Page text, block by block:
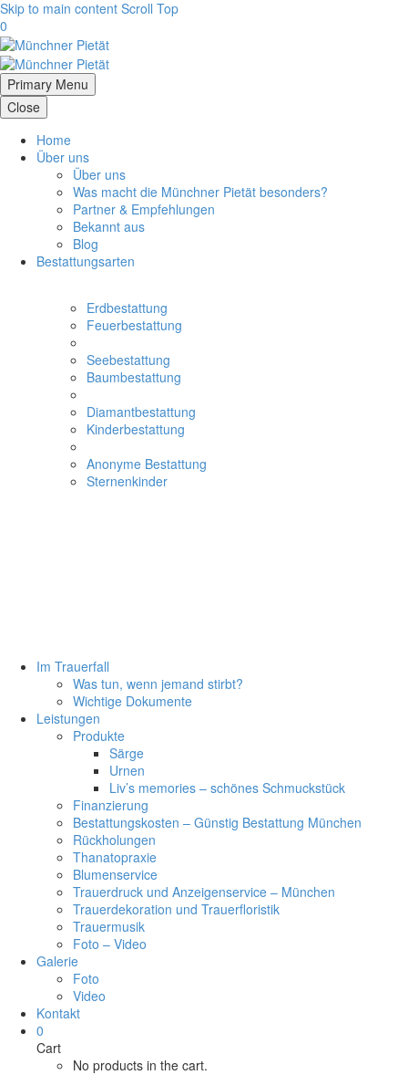
Skip to main content Scroll Top
0
Primary Menu
Close
Home
Über uns
Über uns
Was macht die Münchner Pietät besonders?
Partner & Empfehlungen
Bekannt aus
Blog
Bestattungsarten
Erdbestattung
Feuerbestattung
Seebestattung
Baumbestattung
Diamantbestattung
Kinderbestattung
Anonyme Bestattung
Sternenkinder
Im Trauerfall
Was tun, wenn jemand stirbt?
Wichtige Dokumente
Leistungen
Produkte
Särge
Urnen
Liv’s memories – schönes Schmuckstück
Finanzierung
Bestattungskosten – Günstig Bestattung München
Rückholungen
Thanatopraxie
Blumenservice
Trauerdruck und Anzeigenservice – München
Trauerdekoration und Trauerfloristik
Trauermusik
Foto – Video
Galerie
Foto
Video
Kontakt
0
Cart
No products in the cart.